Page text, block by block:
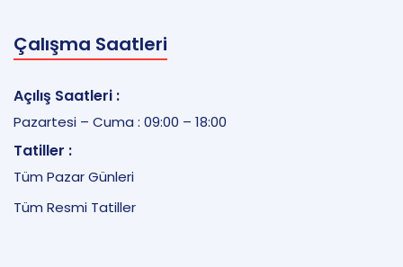
Çalışma Saatleri
Açılış Saatleri :
Pazartesi – Cuma : 09:00 – 18:00
Tatiller :
Tüm Pazar Günleri
Tüm Resmi Tatiller